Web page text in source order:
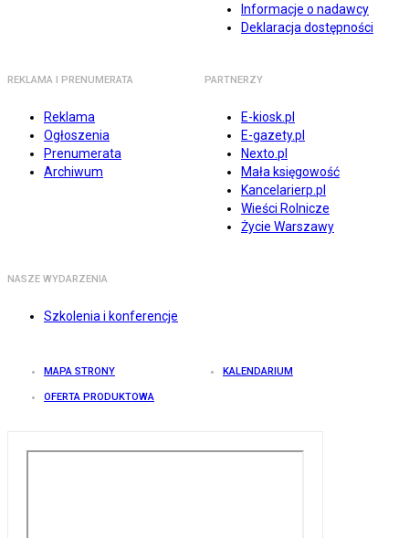
Informacje o nadawcy
Deklaracja dostępności
REKLAMA I PRENUMERATA
Reklama
Ogłoszenia
Prenumerata
Archiwum
PARTNERZY
E-kiosk.pl
E-gazety.pl
Nexto.pl
Mała księgowość
Kancelarierp.pl
Wieści Rolnicze
Życie Warszawy
NASZE WYDARZENIA
Szkolenia i konferencje
MAPA STRONY KALENDARIUM
OFERTA PRODUKTOWA